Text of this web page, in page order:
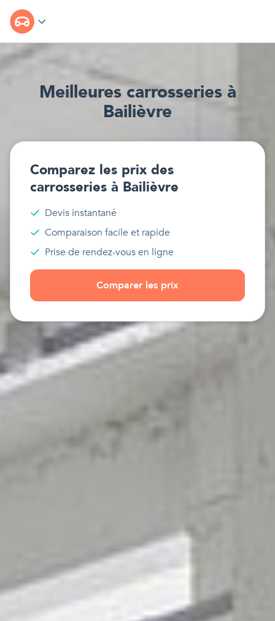
Meilleurescarrosseriesà
Bailièvre
Comparez les prix des
carrosseries à Bailièvre
Devis instantané
Comparaison facile et rapide
Prise de rendez-vous en ligne
Comparer les prix